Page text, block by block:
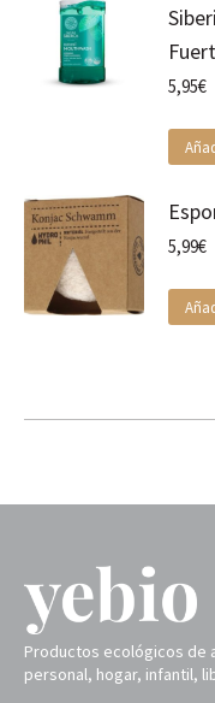
5,95€
5,99€
Productos ecológicos de
personal, hogar, infantil,